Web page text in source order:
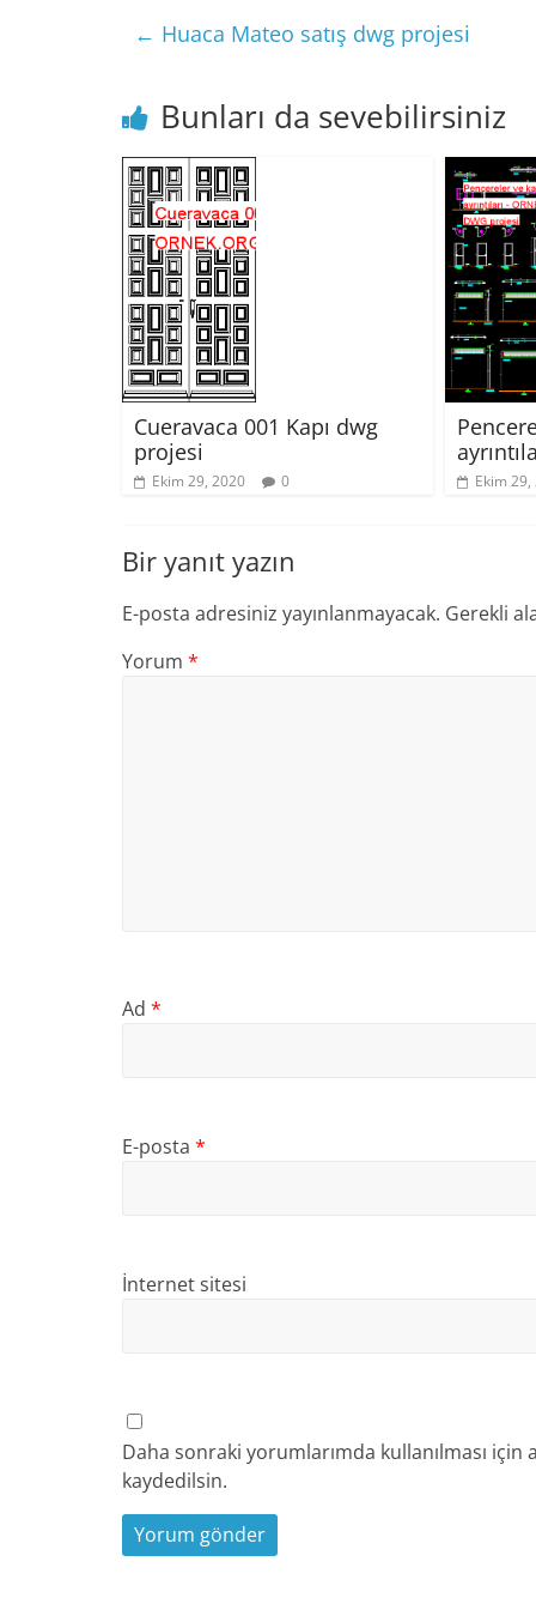
← Huaca Mateo satış dwg projesi
Bunları da sevebilirsiniz
Cueravaca 001 Kapı dwg
projesi
Ekim 29, 2020 0 Ekim
Bir yanıt yazın
E-posta adresiniz yayınlanmayacak. Gerekli
Yorum *
Ad *
E-posta *
İnternet sitesi
Daha sonraki yorumlarımda kullanılması için
kaydedilsin.